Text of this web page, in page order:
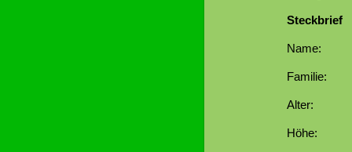
Steckbrief
Name:
Familie:
Alter:
Höhe: